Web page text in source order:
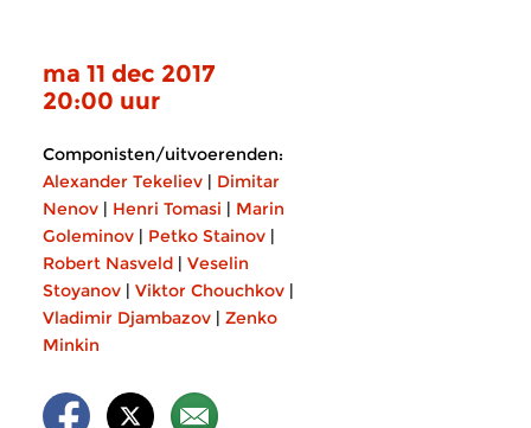
ma 11 dec 2017
20:00 uur
Componisten/uitvoerenden:
Alexander Tekeliev | Dimitar
Nenov | Henri Tomasi | Marin
Goleminov | Petko Stainov |
Robert Nasveld | Veselin
Stoyanov | Viktor Chouchkov |
Vladimir Djambazov | Zenko
Minkin